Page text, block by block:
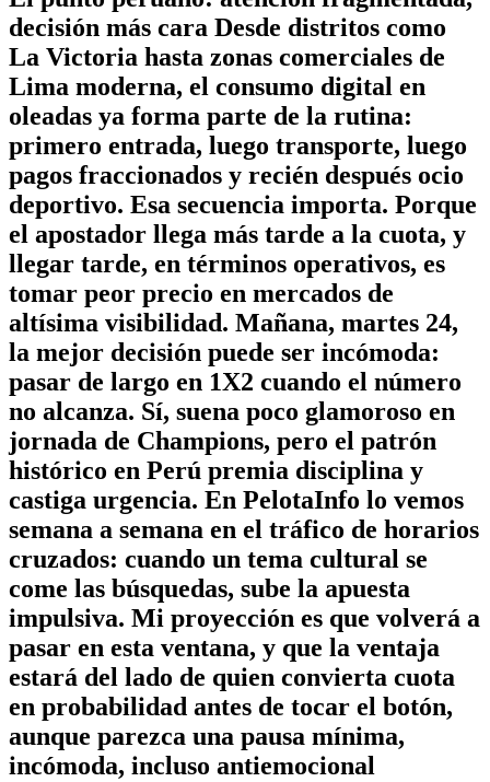
decisión más cara Desde distritos como
La Victoria hasta zonas comerciales de
Lima moderna, el consumo digital en
oleadas ya forma parte de la rutina:
primero entrada, luego transporte, luego
pagos fraccionados y recién después ocio
deportivo. Esa secuencia importa. Porque
el apostador llega más tarde a la cuota, y
llegar tarde, en términos operativos, es
tomar peor precio en mercados de
altísima visibilidad. Mañana, martes 24,
la mejor decisión puede ser incómoda:
pasar de largo en 1X2 cuando el número
no alcanza. Sí, suena poco glamoroso en
jornada de Champions, pero el patrón
histórico en Perú premia disciplina y
castiga urgencia. En PelotaInfo lo vemos
semana a semana en el tráfico de horarios
cruzados: cuando un tema cultural se
come las búsquedas, sube la apuesta
impulsiva. Mi proyección es que volverá a
pasar en esta ventana, y que la ventaja
estará del lado de quien convierta cuota
en probabilidad antes de tocar el botón,
aunque parezca una pausa mínima,
incómoda, incluso antiemocional